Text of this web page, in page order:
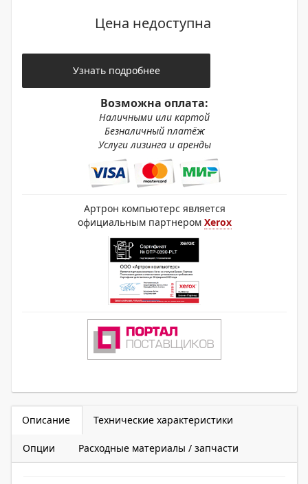
Цена недоступна
Узнать подробнее
Возможна оплата:
Наличными или картой
Безналичный платёж
Услуги лизинга и аренды
Артрон компьютерс является
официальным партнером Xerox
Описание Технические характеристики
Опции Расходные материалы / запчасти